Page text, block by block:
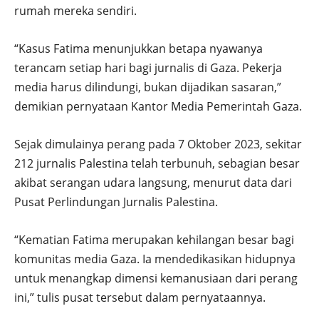
rumah mereka sendiri.
“Kasus Fatima menunjukkan betapa nyawanya
terancam setiap hari bagi jurnalis di Gaza. Pekerja
media harus dilindungi, bukan dijadikan sasaran,”
demikian pernyataan Kantor Media Pemerintah Gaza.
Sejak dimulainya perang pada 7 Oktober 2023, sekitar
212 jurnalis Palestina telah terbunuh, sebagian besar
akibat serangan udara langsung, menurut data dari
Pusat Perlindungan Jurnalis Palestina.
“Kematian Fatima merupakan kehilangan besar bagi
komunitas media Gaza. Ia mendedikasikan hidupnya
untuk menangkap dimensi kemanusiaan dari perang
ini,” tulis pusat tersebut dalam pernyataannya.